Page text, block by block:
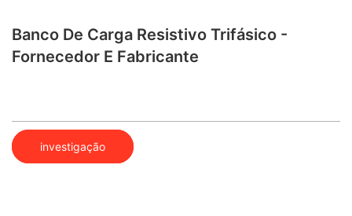
Banco De Carga Resistivo Trifásico -
Fornecedor E Fabricante
investigação